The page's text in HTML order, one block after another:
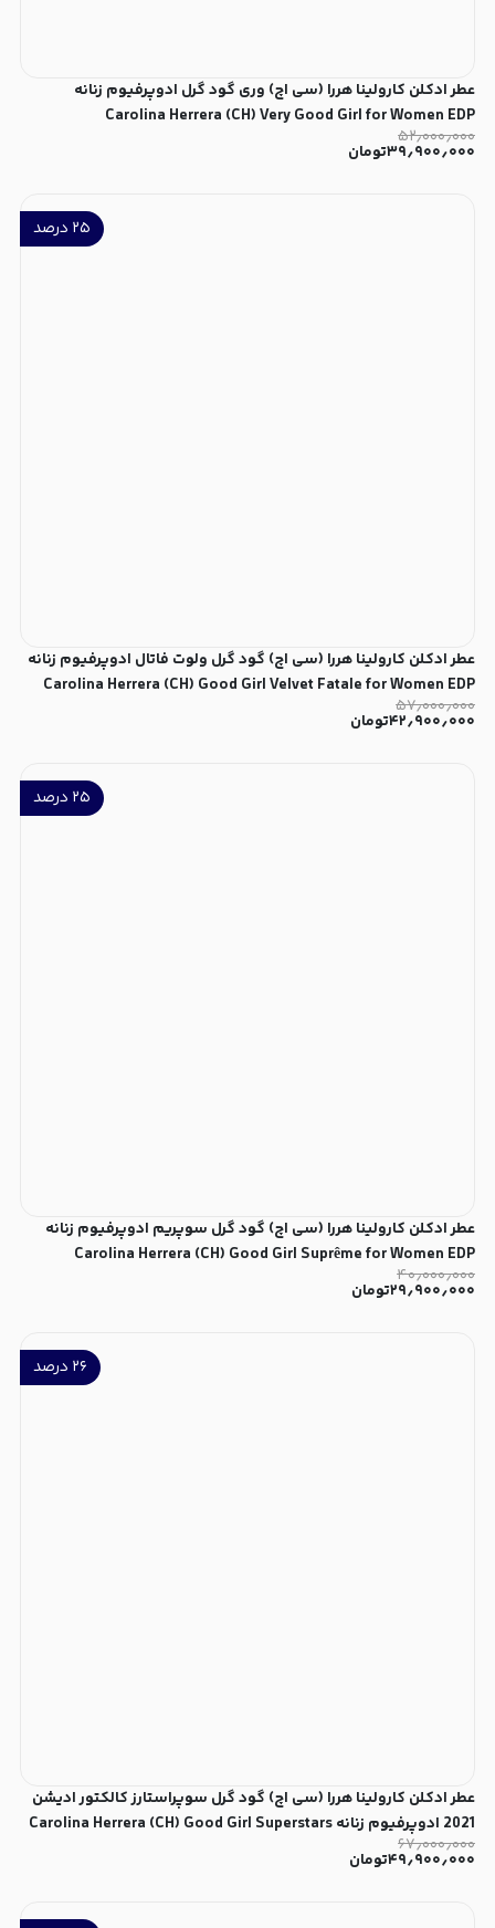
عطر ادکلن کارولینا هررا (سی اچ) وری گود گرل ادوپرفیوم زنانه
Carolina Herrera (CH) Very Good Girl for Women EDP
۵۲٫۰۰۰٫۰۰۰
۳۹٫۹۰۰٫۰۰۰تومان
۲۵ درصد
عطر ادکلن کارولینا هررا (سی اچ) گود گرل ولوت فاتال ادوپرفیوم زنانه
Carolina Herrera (CH) Good Girl Velvet Fatale for Women EDP
۵۷٫۰۰۰٫۰۰۰
۴۲٫۹۰۰٫۰۰۰تومان
۲۵ درصد
عطر ادکلن کارولینا هررا (سی اچ) گود گرل سوپریم ادوپرفیوم زنانه
Carolina Herrera (CH) Good Girl Suprême for Women EDP
۴۰٫۰۰۰٫۰۰۰
۲۹٫۹۰۰٫۰۰۰تومان
۲۶ درصد
عطر ادکلن کارولینا هررا (سی اچ) گود گرل سوپراستارز کالکتور ادیشن
2021 ادوپرفیوم زنانه Carolina Herrera (CH) Good Girl Superstars
Collector Edition 2021 for Women EDP
۶۷٫۰۰۰٫۰۰۰
۴۹٫۹۰۰٫۰۰۰تومان